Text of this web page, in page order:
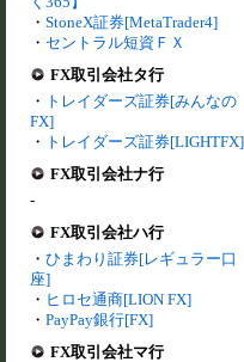
・ StoneX証券[MetaTrader4]
・ セントラル短資ＦＸ
FX取引会社タ行
・ トレイダーズ証券[みんなの
FX]
・ トレイダーズ証券[LIGHTFX]
FX取引会社ナ行
-
FX取引会社ハ行
・ ひまわり証券[レギュラー口
座]
・ ヒロセ通商[LION FX]
・ PayPay銀行[FX]
FX取引会社マ行